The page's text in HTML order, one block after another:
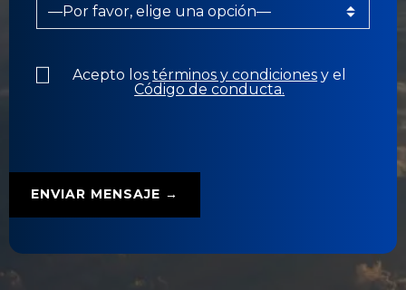
Acepto lostérminos y condiciones y el
Código de conducta.